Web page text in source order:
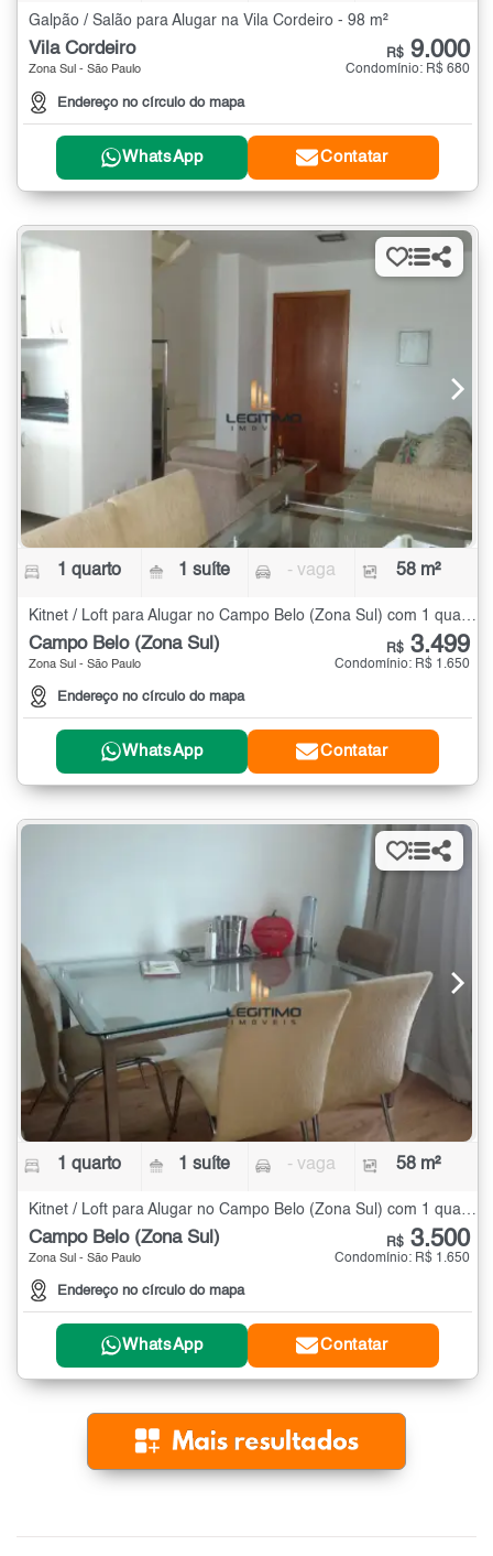
Galpão / Salão para Alugar na Vila Cordeiro - 98 m²
Vila Cordeiro
Zona Sul - São Paulo
Endereço no círculo do mapa
R$ 9.000
Condomínio: R$ 680
WhatsApp Contatar
1 quarto 1 suíte - vaga 58 m²
Campo Belo (Zona Sul)
Zona Sul - São Paulo
Endereço no círculo do mapa
R$ 3.499
Condomínio: R$ 1.650
WhatsApp Contatar
1 quarto 1 suíte - vaga 58 m²
Campo Belo (Zona Sul)
Zona Sul - São Paulo
Endereço no círculo do mapa
R$ 3.500
Condomínio: R$ 1.650
WhatsApp Contatar